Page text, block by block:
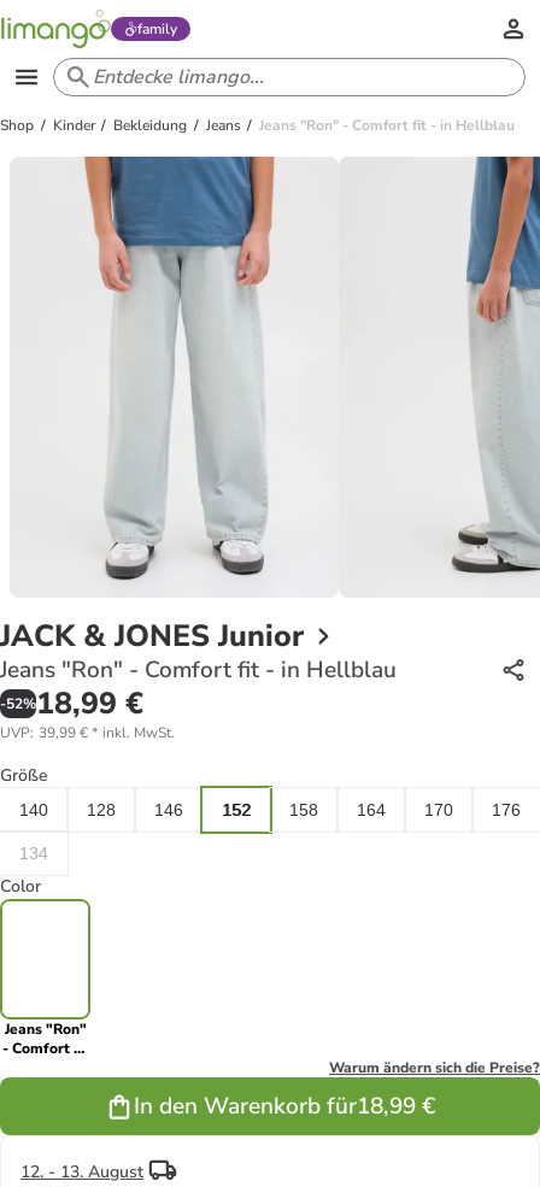
family
Shop Kinder Bekleidung Jeans Jeans "Ron" - Comfort fit - in Hellblau
JACK & JONES Junior
Jeans "Ron" - Comfort fit - in Hellblau
-52%18,99 €
UVP: 39,99 €* inkl. MwSt.
Größe
140 128 146 152 158 164 170 176
134
Color
Jeans "Ron"
- Comfort fit
Warum ändern sich die Preise?
In den Warenkorb für18,99 €
12. - 13. August